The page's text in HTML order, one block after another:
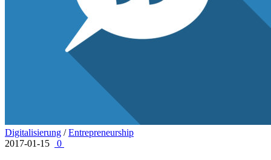
Digitalisierung /Entrepreneurship
2017-01-15
0